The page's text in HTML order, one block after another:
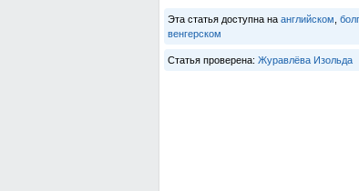
Эта статья доступна на английском
венгерском
Статья проверена: Журавлёва Изольда